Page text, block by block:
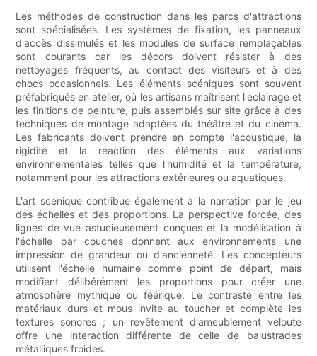
Les méthodes de construction dans les parcs d'attractions
sont spécialisées. Les systèmes de fixation, les panneaux
d'accès dissimulés et les modules de surface remplaçables
sont courants car les décors doivent résister à des
nettoyages fréquents, au contact des visiteurs et à des
chocs occasionnels. Les éléments scéniques sont souvent
préfabriqués en atelier, où les artisans maîtrisent l'éclairage et
les finitions de peinture, puis assemblés sur site grâce à des
techniques de montage adaptées du théâtre et du cinéma.
Les fabricants doivent prendre en compte l'acoustique, la
rigidité et la réaction des éléments aux variations
environnementales telles que l'humidité et la température,
notamment pour les attractions extérieures ou aquatiques.
L'art scénique contribue également à la narration par le jeu
des échelles et des proportions. La perspective forcée, des
lignes de vue astucieusement conçues et la modélisation à
l'échelle par couches donnent aux environnements une
impression de grandeur ou d'ancienneté. Les concepteurs
utilisent l'échelle humaine comme point de départ, mais
modifient délibérément les proportions pour créer une
atmosphère mythique ou féérique. Le contraste entre les
matériaux durs et mous invite au toucher et complète les
textures sonores ; un revêtement d'ameublement velouté
offre une interaction différente de celle de balustrades
métalliques froides.